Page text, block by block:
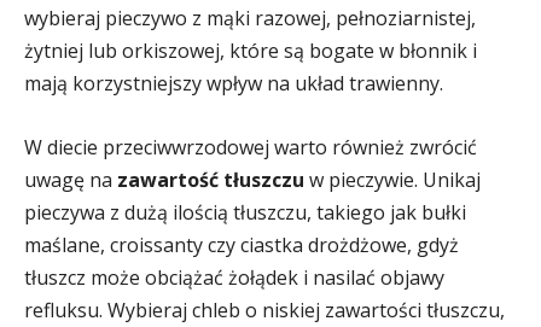
wybieraj pieczywo z mąki razowej, pełnoziarnistej,
żytniej lub orkiszowej, które są bogate w błonnik i
mają korzystniejszy wpływ na układ trawienny.
W diecie przeciwwrzodowej warto również zwrócić
uwagę na zawartość tłuszczu w pieczywie. Unikaj
pieczywa z dużą ilością tłuszczu, takiego jak bułki
maślane, croissanty czy ciastka drożdżowe, gdyż
tłuszcz może obciążać żołądek i nasilać objawy
refluksu. Wybieraj chleb o niskiej zawartości tłuszczu,